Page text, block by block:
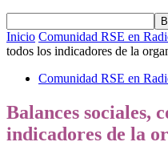
Inicio Comunidad RSE en
todos los indicadores de la
Comunidad RSE en
Balances sociales,
indicadores de la